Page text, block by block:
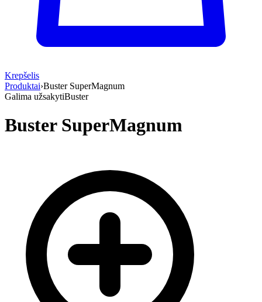
Krepšelis
Produktai›Buster SuperMagnum
Galima užsakytiBuster
Buster SuperMagnum